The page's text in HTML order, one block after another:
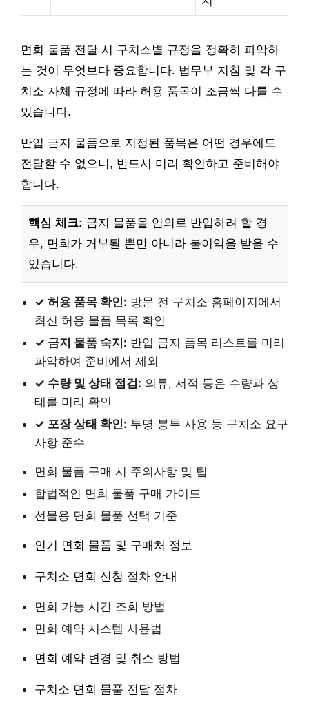
면회 물품 전달 시 구치소별 규정을 정확히 파악하
는 것이 무엇보다 중요합니다. 법무부 지침 및 각 구
치소 자체 규정에 따라 허용 품목이 조금씩 다를 수
있습니다.
반입 금지 물품으로 지정된 품목은 어떤 경우에도
전달할 수 없으니, 반드시 미리 확인하고 준비해야
합니다.
핵심 체크: 금지 물품을 임의로 반입하려 할 경
우, 면회가 거부될 뿐만 아니라 불이익을 받을 수
있습니다.
✓ 허용 품목 확인: 방문 전 구치소 홈페이지에서
최신 허용 물품 목록 확인
✓ 금지 물품 숙지: 반입 금지 품목 리스트를 미리
파악하여 준비에서 제외
✓ 수량 및 상태 점검: 의류, 서적 등은 수량과 상
태를 미리 확인
✓ 포장 상태 확인: 투명 봉투 사용 등 구치소 요구
사항 준수
면회 물품 구매 시 주의사항 및 팁
합법적인 면회 물품 구매 가이드
선물용 면회 물품 선택 기준
인기 면회 물품 및 구매처 정보
구치소 면회 신청 절차 안내
면회 가능 시간 조회 방법
면회 예약 시스템 사용법
면회 예약 변경 및 취소 방법
구치소 면회 물품 전달 절차